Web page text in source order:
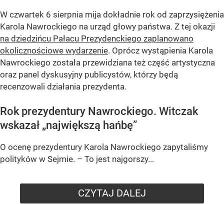
W czwartek 6 sierpnia mija dokładnie rok od zaprzysiężenia
Karola Nawrockiego na urząd głowy państwa. Z tej okazji
na dziedzińcu Pałacu Prezydenckiego zaplanowano
okolicznościowe wydarzenie. Oprócz wystąpienia Karola
Nawrockiego została przewidziana też część artystyczna
oraz panel dyskusyjny publicystów, którzy będą
recenzowali działania prezydenta.
Rok prezydentury Nawrockiego. Witczak
wskazał „największą hańbę”
O ocenę prezydentury Karola Nawrockiego zapytaliśmy
polityków w Sejmie. – To jest najgorszy...
CZYTAJ DALEJ